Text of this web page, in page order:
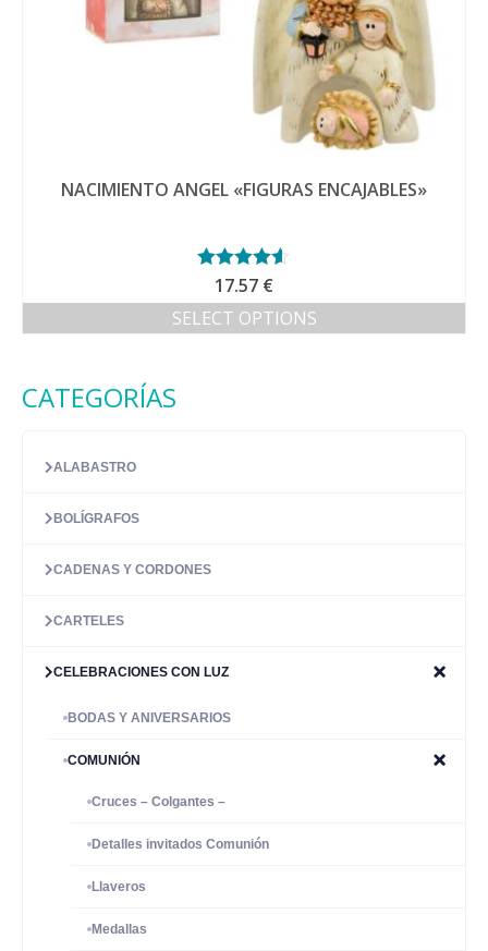
NACIMIENTO ANGEL «FIGURAS ENCAJABLES»
Valorado
con4.50de
5
17.57 €
SELECT OPTIONS
CATEGORÍAS
ALABASTRO
BOLÍGRAFOS
CADENAS Y CORDONES
CARTELES
CELEBRACIONES CON LUZ
BODAS Y ANIVERSARIOS
COMUNIÓN
Cruces – Colgantes –
Detalles invitados Comunión
Llaveros
Medallas